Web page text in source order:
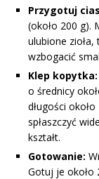
Przygotuj
(około 200 g).
ulubione
wzbogacić
Klep kopytka:
o średnicy
długości
spłaszczyć
kształt.
Gotowanie:
Gotuj je około